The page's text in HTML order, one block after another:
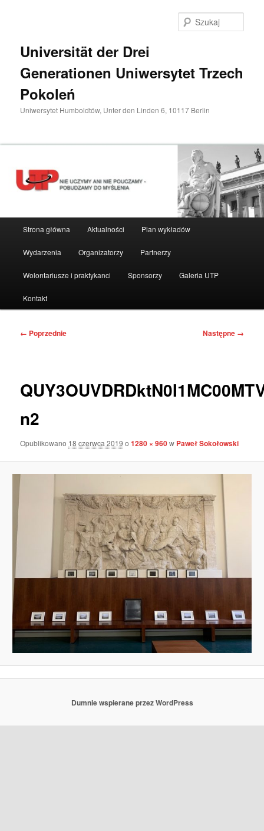
Universität der Drei
Generationen Uniwersytet Trzech
Pokoleń
Uniwersytet Humboldtów, Unter den Linden 6, 10117 Berlin
Strona główna Aktualności Plan wykładów
Wydarzenia Organizatorzy Partnerzy
Wolontariusze i praktykanci Sponsorzy Galeria UTP
Kontakt
Nawigacja
← Poprzednie Następne →
n2
Opublikowano 18 czerwca 2019 o1280 × 960w Paweł Sokołowski
Dumnie wspierane przez WordPress